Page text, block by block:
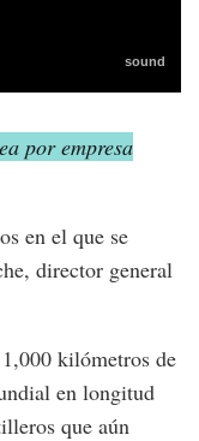
por empresa
en el que se
director general
kilómetros de
en longitud
que aún